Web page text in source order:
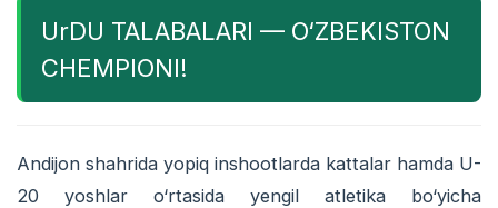
UrDU TALABALARI — O‘ZBEKISTON
CHEMPIONI!
Andijon shahrida yopiq inshootlarda kattalar hamda U-
20 yoshlar o‘rtasida yengil atletika bo‘yicha